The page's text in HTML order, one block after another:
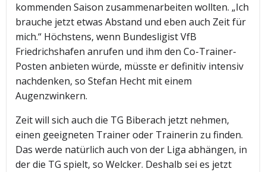
kommenden Saison zusammenarbeiten wollten. „Ich
brauche jetzt etwas Abstand und eben auch Zeit für
mich.“ Höchstens, wenn Bundesligist VfB
Friedrichshafen anrufen und ihm den Co-Trainer-
Posten anbieten würde, müsste er definitiv intensiv
nachdenken, so Stefan Hecht mit einem
Augenzwinkern.
Zeit will sich auch die TG Biberach jetzt nehmen,
einen geeigneten Trainer oder Trainerin zu finden.
Das werde natürlich auch von der Liga abhängen, in
der die TG spielt, so Welcker. Deshalb sei es jetzt